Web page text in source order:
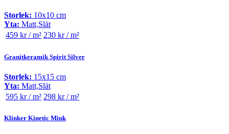
Storlek: 10x10 cm
Yta: Matt,Slät
459 kr / m² 230 kr / m²
Granitkeramik Spirit Silver
Storlek: 15x15 cm
Yta: Matt,Slät
595 kr / m² 298 kr / m²
Klinker Kinetic Mink